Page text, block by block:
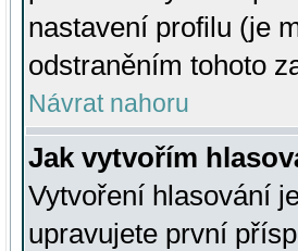
nastavení profilu (je
odstraněním tohoto
Návrat nahoru
Jak vytvořím
Vytvoření hlasování
upravujete první